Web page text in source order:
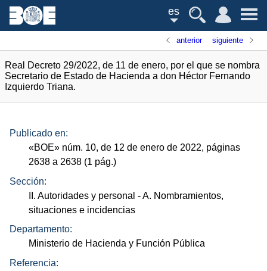
es
anterior siguiente
Real Decreto 29/2022, de 11 de enero, por el que se nombra
Secretario de Estado de Hacienda a don Héctor Fernando
Izquierdo Triana.
Publicado en:
«BOE» núm. 10, de 12 de enero de 2022, páginas
2638 a 2638 (1 pág.)
Sección:
II. Autoridades y personal - A. Nombramientos,
situaciones e incidencias
Departamento:
Ministerio de Hacienda y Función Pública
Referencia: